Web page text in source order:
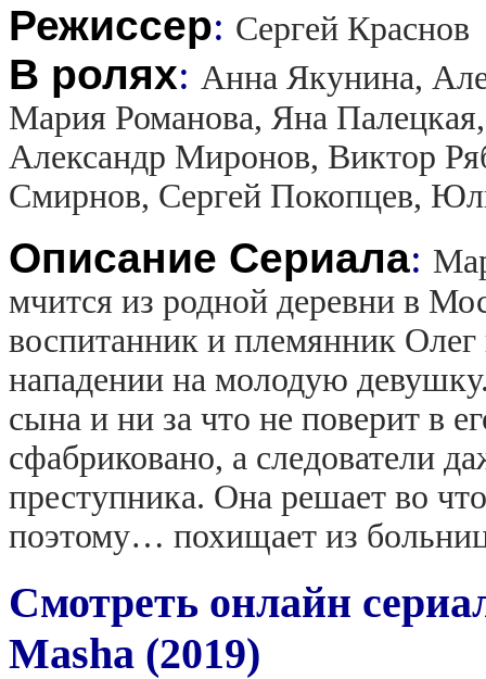
Режиссер: Сергей Краснов
В ролях: Анна Якунина,
Мария Романова, Яна
Александр Миронов, Виктор
Смирнов, Сергей Покопцев,
Описание Сериала:
мчится из родной деревни в
воспитанник и племянник
нападении на молодую
сына и ни за что не поверит в
сфабриковано, а следователи
преступника. Она решает во
поэтому… похищает из
Смотреть онлайн
Masha (2019)